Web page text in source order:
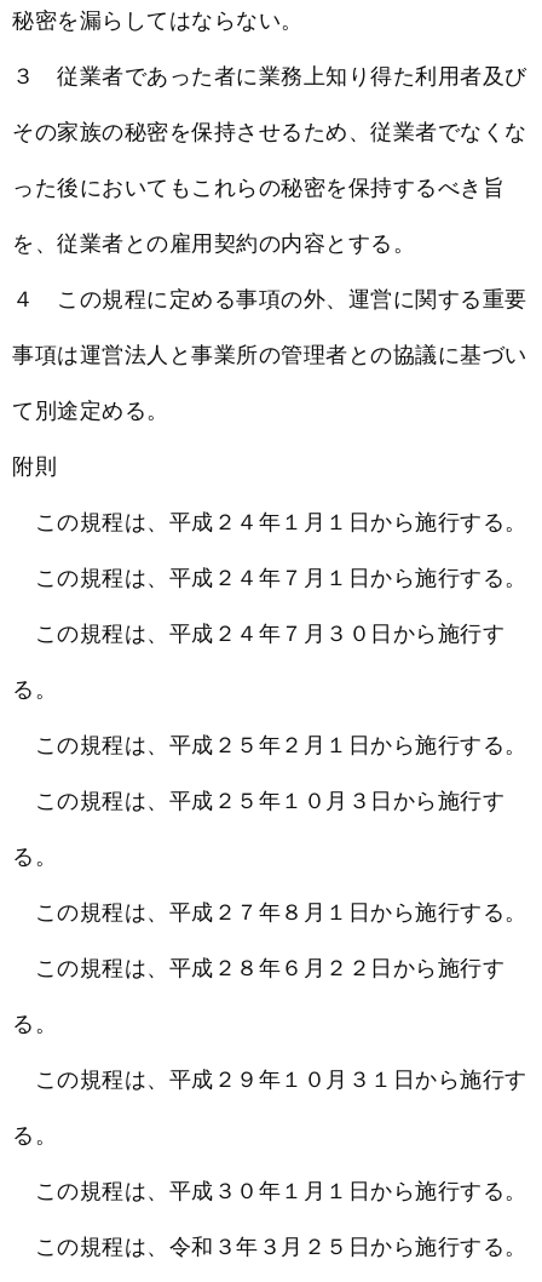
秘密を漏らしてはならない。
３ 従業者であった者に業務上知り得た利用者及び
その家族の秘密を保持させるため、従業者でなくな
った後においてもこれらの秘密を保持するべき旨
を、従業者との雇用契約の内容とする。
４ この規程に定める事項の外、運営に関する重要
事項は運営法人と事業所の管理者との協議に基づい
て別途定める。
附則
この規程は、平成２４年１月１日から施行する。
この規程は、平成２４年７月１日から施行する。
この規程は、平成２４年７月３０日から施行す
る。
この規程は、平成２５年２月１日から施行する。
この規程は、平成２５年１０月３日から施行す
る。
この規程は、平成２７年８月１日から施行する。
この規程は、平成２８年６月２２日から施行す
る。
この規程は、平成２９年１０月３１日から施行す
る。
この規程は、平成３０年１月１日から施行する。
この規程は、令和３年３月２５日から施行する。